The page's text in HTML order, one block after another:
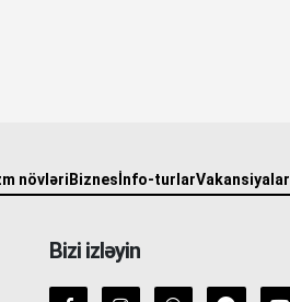
növləri Biznes İnfo-turlarVakansiyalar
Bizi izləyin